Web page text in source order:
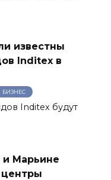
известны
Inditex в
БИЗНЕС
Inditex будут
Марьине